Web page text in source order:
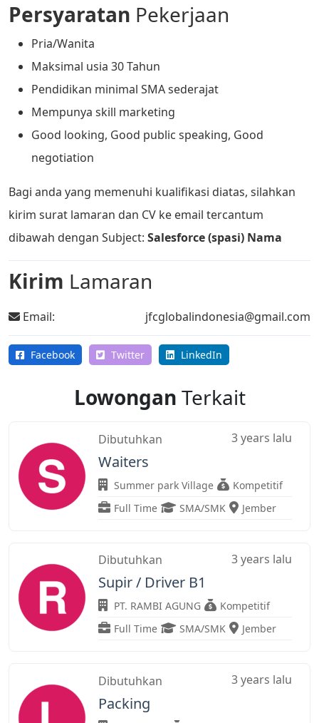
Persyaratan Pekerjaan
Pria/Wanita
Maksimal usia 30 Tahun
Pendidikan minimal SMA sederajat
Mempunya skill marketing
Good looking, Good public speaking, Good
negotiation
Bagi anda yang memenuhi kualifikasi diatas, silahkan
kirim surat lamaran dan CV ke email tercantum
dibawah dengan Subject: Salesforce (spasi) Nama
Kirim Lamaran
Email: jfcglobalindonesia@gmail.com
Facebook Twitter LinkedIn
Lowongan Terkait
Dibutuhkan 3 years lalu
Waiters
Summer park Village
Kompetitif
Full Time
SMA/SMK Jember
Dibutuhkan 3 years lalu
Supir / Driver B1
PT. RAMBI AGUNG
Kompetitif
Full Time
SMA/SMK Jember
Dibutuhkan 3 years lalu
Packing